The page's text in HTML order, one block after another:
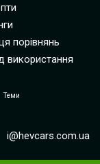
порівнянь
використання
Теми
i@hevcars.com.ua